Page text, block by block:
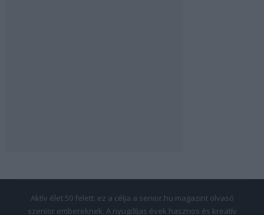
Aktív élet 50 felett: ez a célja a senior.hu magazint olvasó
szenior embereknek. A nyugdíjas évek hasznos és kreatív